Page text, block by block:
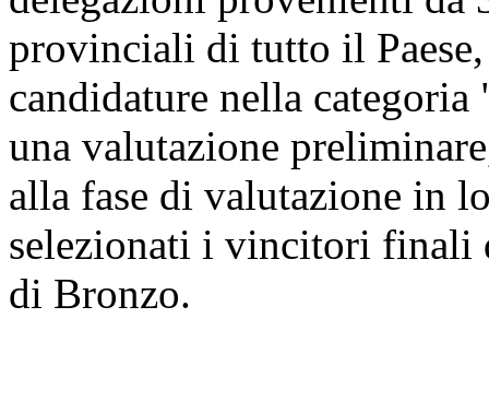
provinciali di tutto il
candidature nella
una valutazione
alla fase di valutazione in
selezionati i vincitori finali
di Bronzo.